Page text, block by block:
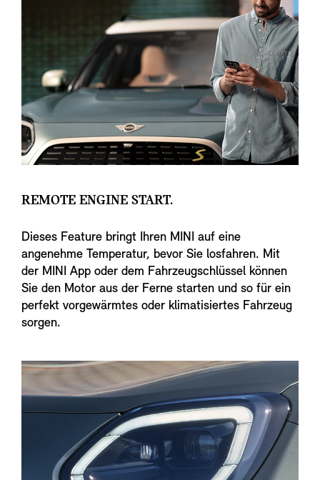
REMOTE ENGINE START.
Dieses Feature bringt Ihren MINI auf eine
angenehme Temperatur, bevor Sie losfahren. Mit
der MINI App oder dem Fahrzeugschlüssel können
Sie den Motor aus der Ferne starten und so für ein
perfekt vorgewärmtes oder klimatisiertes Fahrzeug
sorgen.